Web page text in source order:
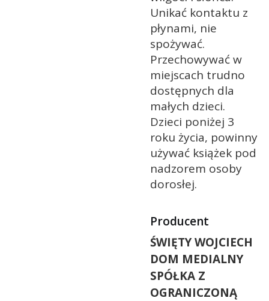
Unikać kontaktu z
płynami, nie
spożywać.
Przechowywać w
miejscach trudno
dostępnych dla
małych dzieci.
Dzieci poniżej 3
roku życia, powinny
używać książek pod
nadzorem osoby
dorosłej.
Producent
ŚWIĘTY WOJCIECH
DOM MEDIALNY
SPÓŁKA Z
OGRANICZONĄ